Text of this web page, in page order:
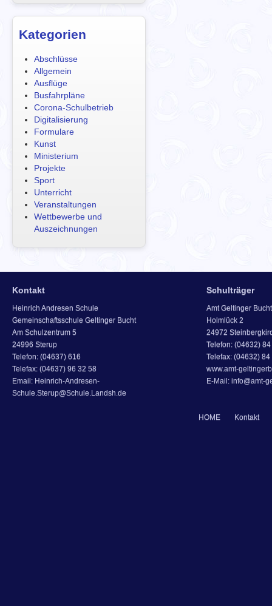
Kategorien
Abschlüsse
Allgemein
Ausflüge
Busfahrpläne
Corona-Schulbetrieb
Digitalisierung
Formulare
Kunst
Ministerium
Projekte
Sport
Unterricht
Veranstaltungen
Wettbewerbe und
Auszeichnungen
Kontakt
Heinrich Andresen Schule
Gemeinschaftsschule Geltinger Bucht
Am Schulzentrum 5
24996 Sterup
Telefon: (04637) 616
Telefax: (04637) 96 32 58
Email: Heinrich-Andresen-
Schule.Sterup@Schule.Landsh.de
Schulträger
Amt Geltinger Bucht
Holmlück 2
24972
Telefon: (04632)
Telefax: (04632) 84
www.amt-
E-Mail: info@amt-
HOME Kontakt